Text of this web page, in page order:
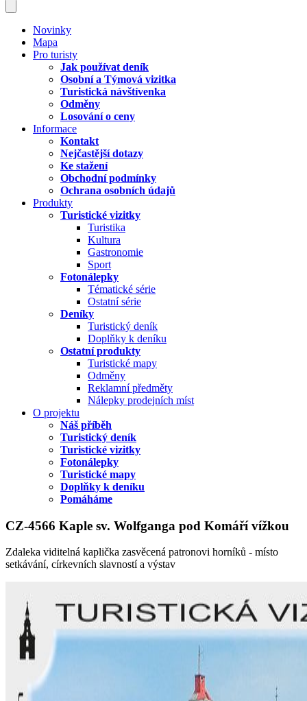
Novinky
Mapa
Pro turisty
Jak používat deník
Osobní a Týmová vizitka
Turistická návštívenka
Odměny
Losování o ceny
Informace
Kontakt
Nejčastější dotazy
Ke stažení
Obchodní podmínky
Ochrana osobních údajů
Produkty
Turistické vizitky
Turistika
Kultura
Gastronomie
Sport
Fotonálepky
Tématické série
Ostatní série
Deníky
Turistický deník
Doplňky k deníku
Ostatní produkty
Turistické mapy
Odměny
Reklamní předměty
Nálepky prodejních míst
O projektu
Náš příběh
Turistický deník
Turistické vizitky
Fotonálepky
Turistické mapy
Doplňky k deníku
Pomáháme
CZ-4566 Kaple sv. Wolfganga pod Komáří vížkou
Zdaleka viditelná kaplička zasvěcená patronovi horníků - místo
setkávání, církevních slavností a výstav